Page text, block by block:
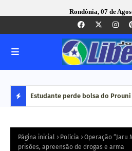
Rondônia, 07 de
Estudante perde bolsa do
renda', diz
Página inicial Polícia
Operação “Jaru
prisões, apreensão de drogas e arma